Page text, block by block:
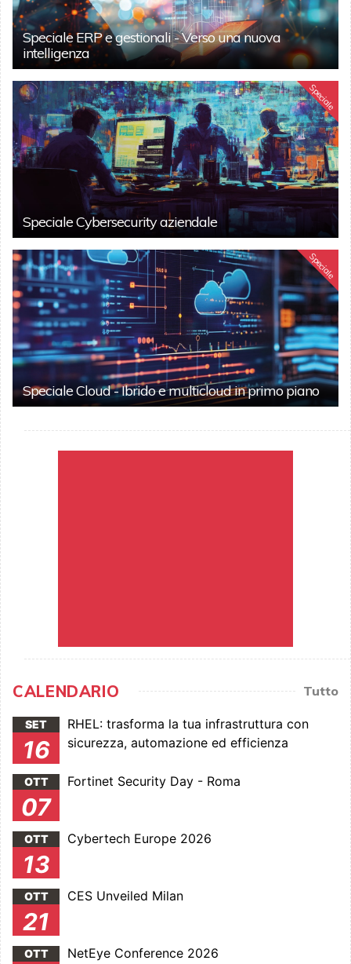
Speciale ERP e gestionali - Verso una nuova
intelligenza
Speciale
Speciale Cybersecurity aziendale
Speciale
Speciale Cloud - Ibrido e multicloud in primo piano
CALENDARIO Tutto
SET
16
RHEL: trasforma la tua infrastruttura con
sicurezza, automazione ed efficienza
OTT
07
Fortinet Security Day - Roma
OTT
13
Cybertech Europe 2026
OTT
21
CES Unveiled Milan
OTT NetEye Conference 2026